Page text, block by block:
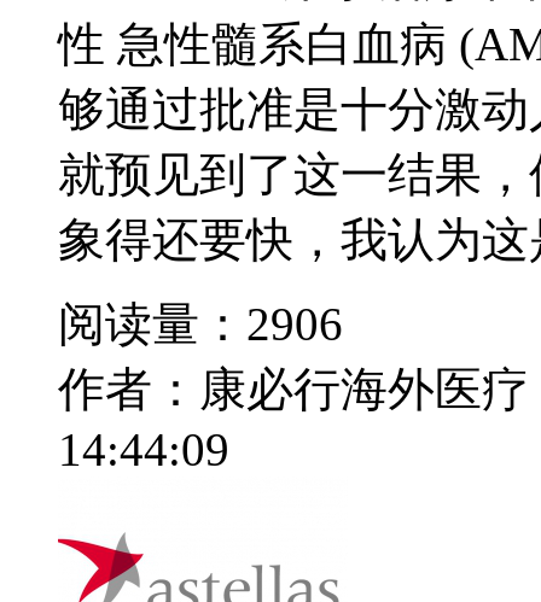
性 急性髓系白血病
够通过批准是十分激
就预见到了这一结果
象得还要快，我认为
阅读量：2906
作者：康必行海外医疗
14:44:09